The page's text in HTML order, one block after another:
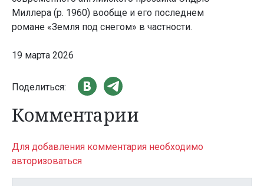
Миллера (р. 1960) вообще и его последнем
романе «Земля под снегом» в частности.
19 марта 2026
Поделиться:
Комментарии
Для добавления комментария необходимо
авторизоваться